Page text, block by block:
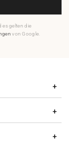
es gelten die
von Google.